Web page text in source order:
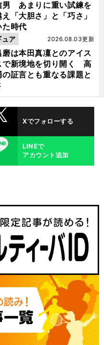
男 あまりに重い試練を
「大胆さ」と「巧さ」
た時代
磨は本田真凜とのアイス
で新境地を切り開く 高
の証言とも重なる課題と
2026.08.03更新
ュア
Xでフォローする
LINEで
アカウント追加